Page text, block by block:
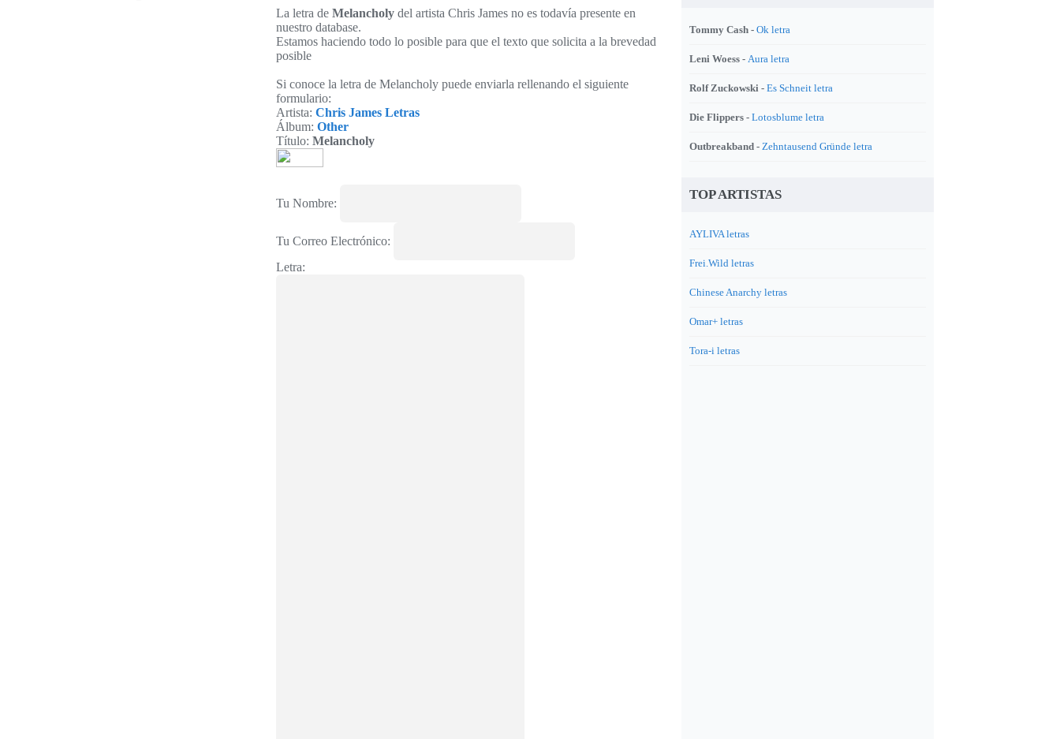
La letra de Melancholy del artista Chris James no es todavía presente en
nuestro database.
Estamos haciendo todo lo posible para que el texto que solicita a la brevedad
posible
Si conoce la letra de Melancholy puede enviarla rellenando el siguiente
formulario:
Artista: Chris James Letras
Álbum: Other
Título: Melancholy
Tu Nombre:
Tu Correo Electrónico:
Letra:
Tommy Cash - Ok letra
Leni Woess - Aura letra
Rolf Zuckowski - Es Schneit letra
Die Flippers - Lotosblume letra
Outbreakband - Zehntausend Gründe letra
TOP ARTISTAS
AYLIVA letras
Frei.Wild letras
Chinese Anarchy letras
Omar+ letras
Tora-i letras